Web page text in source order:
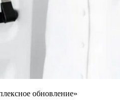
обновление»